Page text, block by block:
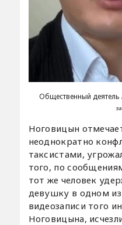
Общественный деятель
Ноговицын
неоднократно
таксистами,
того, по
тот же человек
девушку в одном
видеозаписи того
Ноговицына,